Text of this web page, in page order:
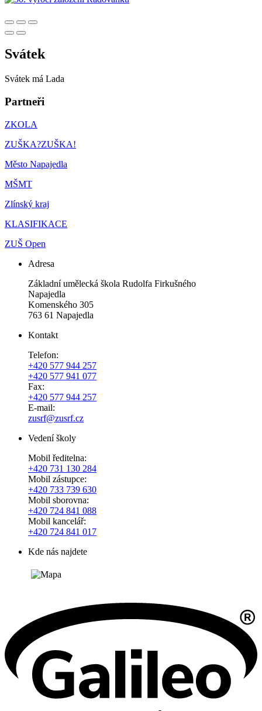
Svátek
Svátek má Lada
Partneři
ZKOLA
ZUŠKA?ZUŠKA!
Město Napajedla
MŠMT
Zlínský kraj
KLASIFIKACE
ZUŠ Open
Adresa
Základní umělecká škola Rudolfa Firkušného
Napajedla
Komenského 305
763 61 Napajedla
Kontakt
Telefon:
+420 577 944 257
+420 577 941 077
Fax:
+420 577 944 257
E-mail:
zusrf@zusrf.cz
Vedení školy
Mobil ředitelna:
+420 731 130 284
Mobil zástupce:
+420 733 739 630
Mobil sborovna:
+420 724 841 088
Mobil kancelář:
+420 724 841 017
Kde nás najdete